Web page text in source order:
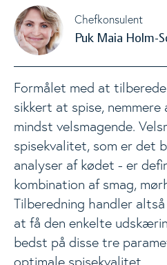
Mælk og mejeriprodukter
Energi og næringsstoffer
Beregnere
Kostanbefalinger
Livsstil
Chefkonsulent
Puk Maia Holm-
Formålet med at
sikkert at spise,
mindst velsmagende.
spisekvalitet, som er det
analyser af kødet - er
kombination af smag,
Tilberedning handler
at få den enkelte
bedst på disse tre
optimale spisekvalitet.